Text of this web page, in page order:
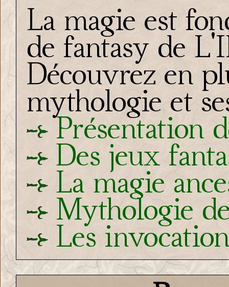
La magie est
de fantasy de
Découvrez en
mythologie et
Présentation
Des jeux
La magie
Mythologie
Les